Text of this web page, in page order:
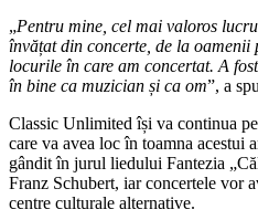
„Pentru mine, cel mai valoros
învățat din concerte, de la
locurile în care am concertat. A
în bine ca muzician și ca om”, a
Classic Unlimited își va continua
care va avea loc în toamna acestui
gândit în jurul liedului Fantezia
Franz Schubert, iar concertele vor
centre culturale alternative.